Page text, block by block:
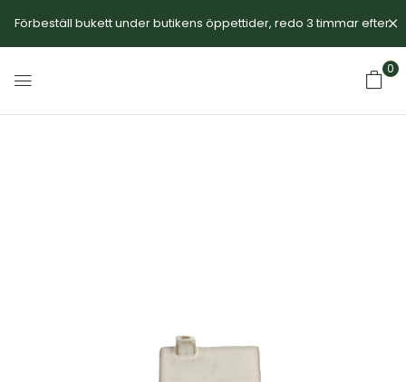
Förbeställ bukett under butikens öppettider, redo 3 timmar efter.
0